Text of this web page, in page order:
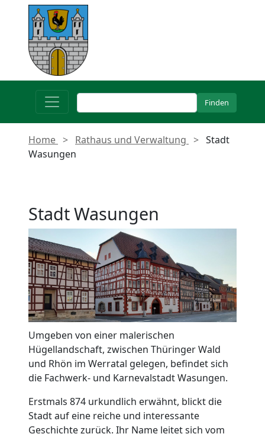
Home Rathaus und Verwaltung
Stadt
Wasungen
Stadt Wasungen
Umgeben von einer malerischen
Hügellandschaft, zwischen Thüringer Wald
und Rhön im Werratal gelegen, befindet sich
die Fachwerk- und Karnevalstadt Wasungen.
Erstmals 874 urkundlich erwähnt, blickt die
Stadt auf eine reiche und interessante
Geschichte zurück. Ihr Name leitet sich vom